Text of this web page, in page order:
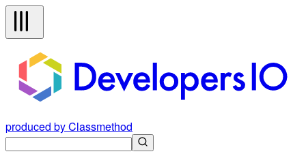
produced by Classmethod